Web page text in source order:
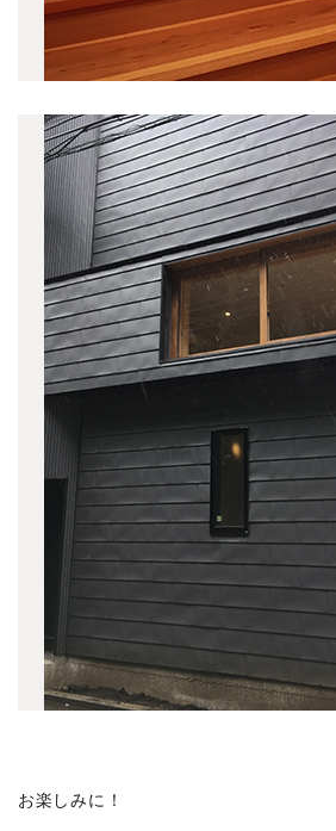
上連雀の家 (1)
東久留米の社屋ビル (5)
東五反田の集合住宅 (2)
勝どきの集合住宅 (3)
矢来町の集合住宅 (2)
吉祥寺東町の庵 (6)
森下の集合住宅 (6)
西久保テラスハウス (3)
井の頭の家K (1)
境プロジェクト (3)
KUDANMINAMI TERRACE
宮沢町の家
東が丘の集合住宅 (1)
恵比寿3丁目PJ (5)
白河の集合住宅 (3)
所沢の家 (1)
バイクとオーディオの家
上草柳の家 (4)
御殿山の家 (4)
西麻布の集合住宅
お楽しみに！